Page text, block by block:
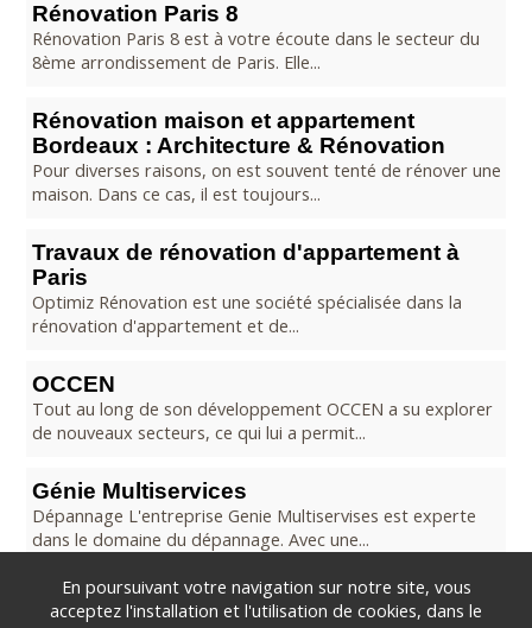
Rénovation Paris 8
Rénovation Paris 8 est à votre écoute dans le secteur du
8ème arrondissement de Paris. Elle...
Rénovation maison et appartement
Bordeaux : Architecture & Rénovation
Pour diverses raisons, on est souvent tenté de rénover une
maison. Dans ce cas, il est toujours...
Travaux de rénovation d'appartement à
Paris
Optimiz Rénovation est une société spécialisée dans la
rénovation d'appartement et de...
OCCEN
Tout au long de son développement OCCEN a su explorer
de nouveaux secteurs, ce qui lui a permit...
Génie Multiservices
Dépannage L'entreprise Genie Multiservises est experte
dans le domaine du dépannage. Avec une...
En poursuivant votre navigation sur notre site, vous
acceptez l'installation et l'utilisation de cookies, dans le